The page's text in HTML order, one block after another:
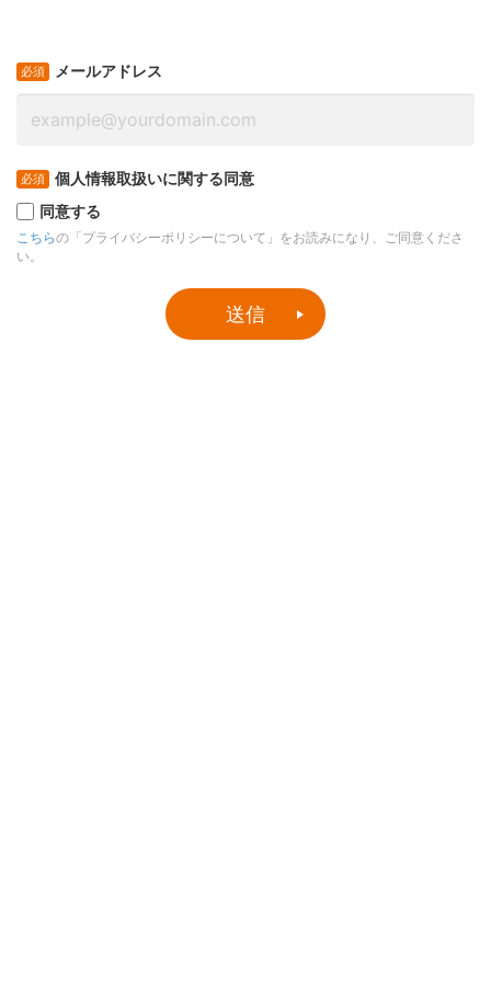
メールアドレス
個人情報取扱いに関する同意
同意する
こちらの「プライバシーポリシーについて」をお読みになり、ご同意くださ
い。